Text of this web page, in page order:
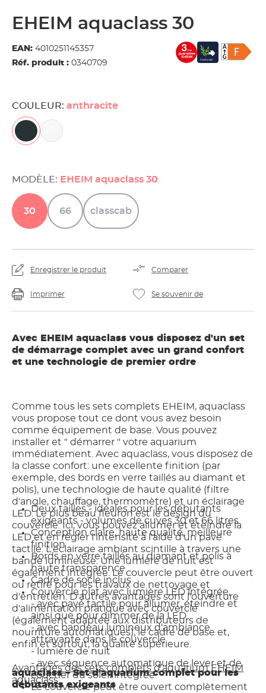
EHEIM aquaclass 30
EAN: 4010251145357
Réf. produit : 0340709
COULEUR: anthracite
MODÈLE: EHEIM aquaclass 30
30 66 classcab
Enregistrer le produit Comparer
Imprimer Se souvenir de
Avec EHEIM aquaclass vous disposez d'un set
de démarrage complet avec un grand confort
et une technologie de premier ordre
Comme tous les sets complets EHEIM, aquaclass
vous propose tout ce dont vous avez besoin
comme équipement de base. Vous pouvez
installer et " démarrer " votre aquarium
immédiatement. Avec aquaclass, vous disposez de
la classe confort: une excellente finition (par
exemple, des bords en verre taillés au diamant et
polis), une technologie de haute qualité (filtre
d'angle, chauffage, thermomètre) et un éclairage
LED. Le plus beau fleuron est le design du
couvercle. Ici, vous pouvez allumer et éteindre la
LED et en régler l'intensité à l'aide d'un pavé
tactile. L'éclairage ambiant scintille à travers une
bande lumineuse. Une lumière de nuit est
également intégrée. Le couvercle peut être ouvert
ou retiré pour les travaux de nettoyage et
d'entretien. D'autres avantages sont l'ouverture
d'alimentation pratique avec couvercle
(également adaptée aux distributeurs de
nourriture automatiques), le cadre de base et,
enfin et surtout, la qualité supérieure.
Avantages des sets complets d’aquarium EHEIM
aquaclass:
Deux tailles - idéales pour les débutants
exigeants - volumes de cuves 30 et 66 litres
Conception claire, haute qualité, meilleure
finition
Bords en verre taillés au diamant et polis à
haute transparence
Cadre de socle inclus
Couvercle plat avec lumière LED intégrée,
- avec pavé tactile pour allumer, éteindre et
ainsi que pour dimmer de la LED
- avec bandeau lumineux d‘ambiance
attrayante dans le couvercle
- lumière de nuit
- avec séquence automatique de lever et de
coucher du soleil intégrée
Le couvercle peut être ouvert complètement
aquaclass – Set d'aquarium complet pour les
débutants exigeants